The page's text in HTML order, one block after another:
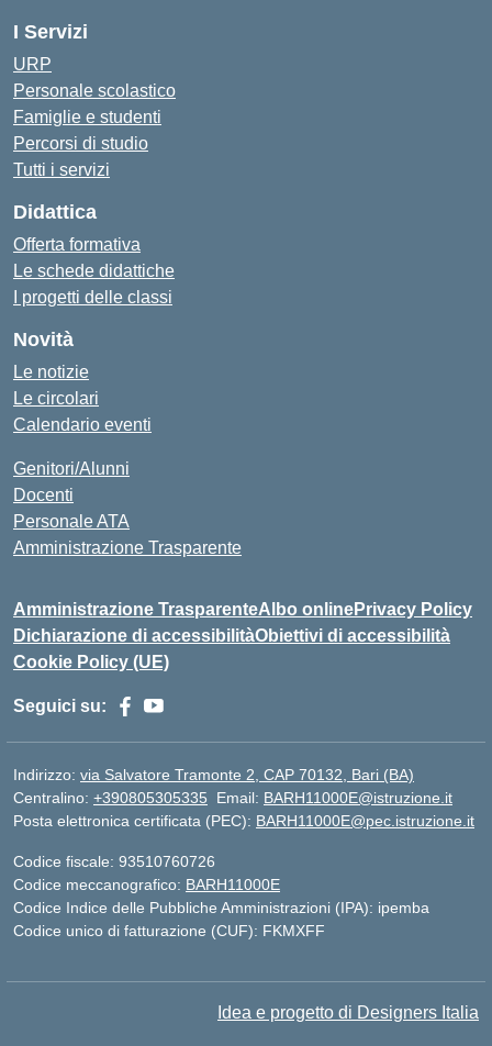
I Servizi
URP
Personale scolastico
Famiglie e studenti
Percorsi di studio
Tutti i servizi
Didattica
Offerta formativa
Le schede didattiche
I progetti delle classi
Novità
Le notizie
Le circolari
Calendario eventi
Genitori/Alunni
Docenti
Personale ATA
Amministrazione Trasparente
Amministrazione TrasparenteAlbo onlinePrivacy Policy
Dichiarazione di accessibilitàObiettivi di accessibilità
Cookie Policy (UE)
Seguici su:
Indirizzo: via Salvatore Tramonte 2, CAP 70132, Bari (BA)
Centralino: +390805305335 Email: BARH11000E@istruzione.it
Posta elettronica certificata (PEC): BARH11000E@pec.istruzione.it
Codice fiscale: 93510760726
Codice meccanografico: BARH11000E
Codice Indice delle Pubbliche Amministrazioni (IPA): ipemba
Codice unico di fatturazione (CUF): FKMXFF
Idea e progetto di Designers Italia